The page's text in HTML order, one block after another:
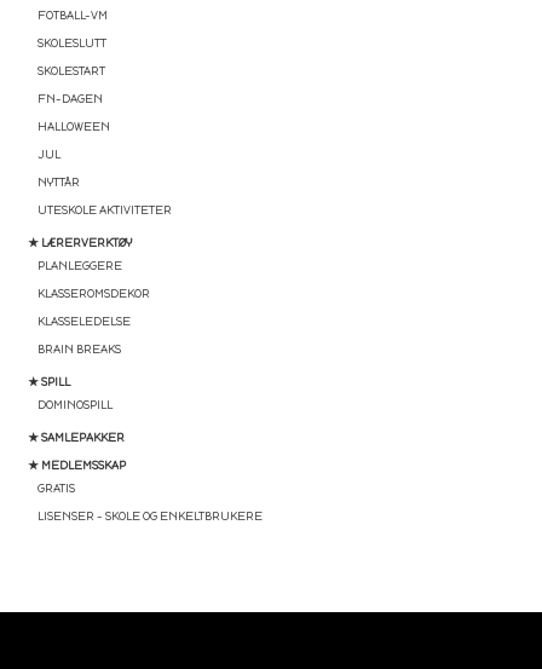
FOTBALL-VM
SKOLESLUTT
SKOLESTART
FN-DAGEN
HALLOWEEN
JUL
NYTTÅR
UTESKOLE AKTIVITETER
★ LÆRERVERKTØY
PLANLEGGERE
KLASSEROMSDEKOR
KLASSELEDELSE
BRAIN BREAKS
★ SPILL
DOMINOSPILL
★ SAMLEPAKKER
★ MEDLEMSSKAP
GRATIS
LISENSER – SKOLE OG ENKELTBRUKERE